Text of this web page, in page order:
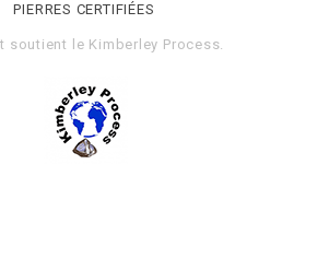
PIERRES CERTIFIÉES
soutient le Kimberley Process.